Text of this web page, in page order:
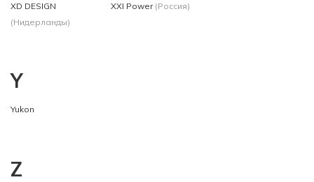
XD DESIGN
(Нидерланды)
XXI Power (Россия)
Y
Yukon
Z